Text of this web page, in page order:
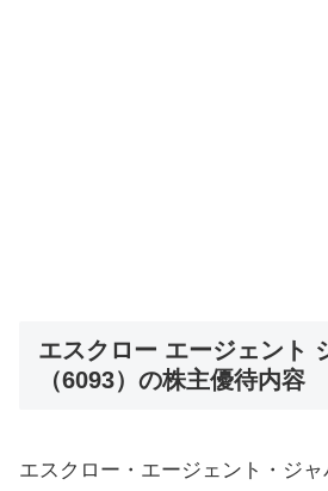
エスクロー エージェント
（6093）の株主優待内容
エスクロー・エージェント・ジ